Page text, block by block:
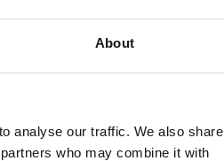
About
analyse our traffic. We also share
who may combine it with